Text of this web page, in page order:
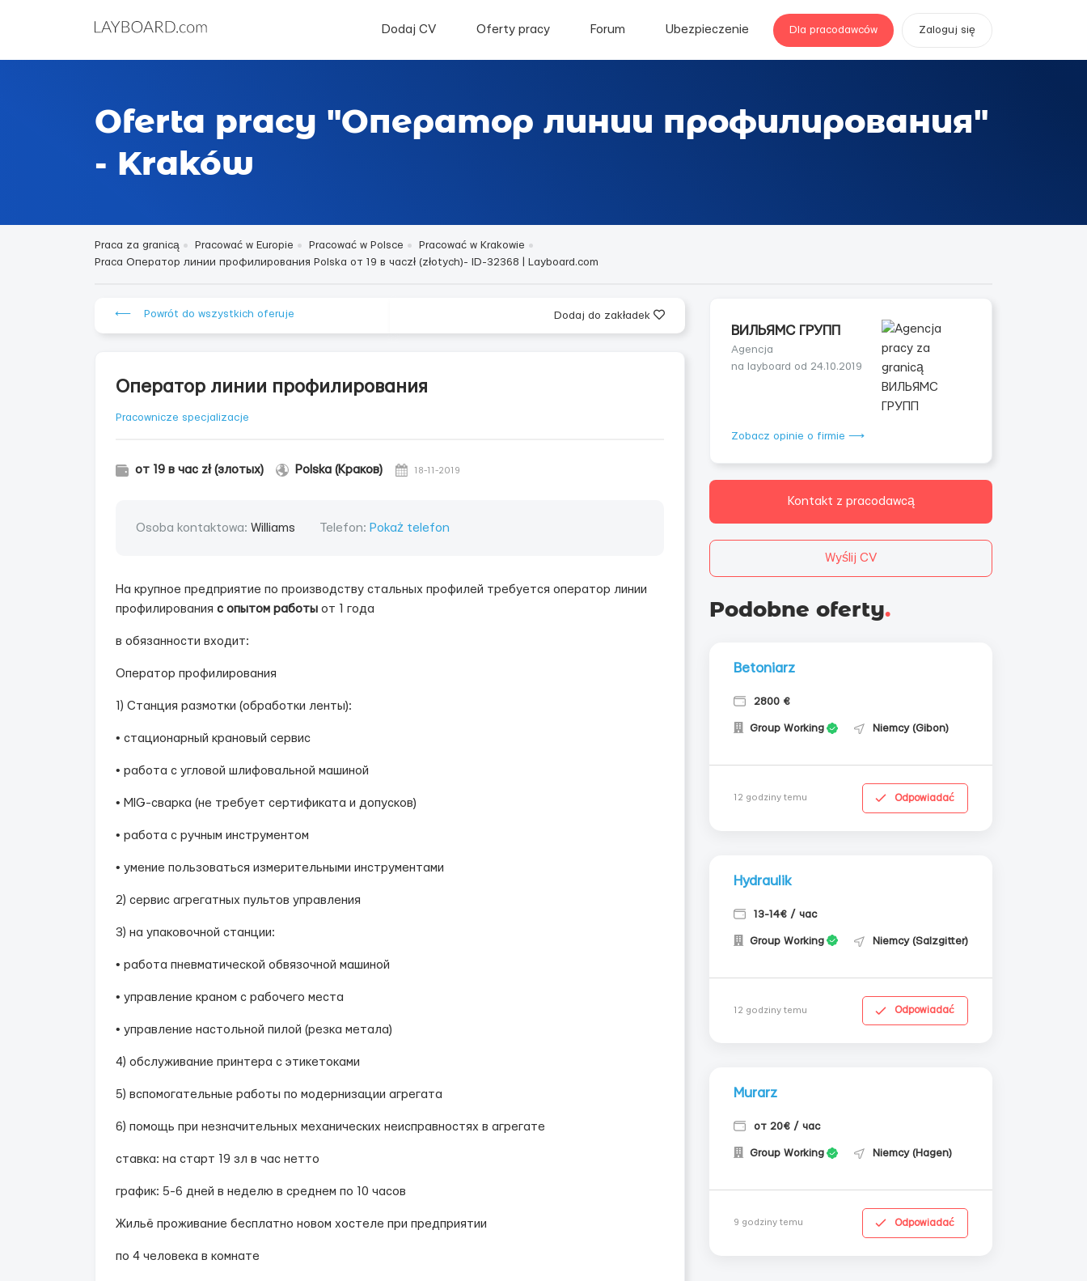
Dodaj CV Oferty pracy Forum Ubezpieczenie Dla pracodawców Zaloguj się
Oferta pracy "Оператор линии профилирования"
- Kraków
Praca za granicą Pracować w Europie Pracować w Polsce
Pracować w Krakowie
Praca Оператор линии профилирования Polska от 19 в часzł (złotych)- ID-32368 | Layboard.com
⟵ Powrót do wszystkich oferuje Dodaj do zakładek
Оператор линии профилирования
Pracownicze specjalizacje
от 19 в час zł (злотых) Polska (Краков) 18-11-2019
Osoba kontaktowa: Williams Telefon: Pokaż telefon
На крупное предприятие по производству стальных профилей требуется оператор линии
профилирования c опытом работы от 1 года
в обязанности входит:
Оператор профилирования
1) Станция размотки (обработки ленты):
• стационарный крановый сервис
• работа с угловой шлифовальной машиной
• MIG-сварка (не требует сертификата и допусков)
• работа с ручным инструментом
• умение пользоваться измерительными инструментами
2) сервис агрегатных пультов управления
3) на упаковочной станции:
• работа пневматической обвязочной машиной
• управление краном с рабочего места
• управление настольной пилой (резка метала)
4) обслуживание принтера с этикетоками
5) вспомогательные работы по модернизации агрегата
6) помощь при незначительных механических неисправностях в агрегате
ставка: на старт 19 зл в час нетто
график: 5-6 дней в неделю в среднем по 10 часов
Жильё проживание бесплатно новом хостеле при предприятии
по 4 человека в комнате
ВИЛЬЯМС ГРУПП
Agencja
na layboard od 24.10.2019
Zobacz opinie o firmie ⟶
Kontakt z pracodawcą
Wyślij CV
Podobne oferty.
Betoniarz
2800 €
Group Working Niemcy (Gibon)
12 godziny temu Odpowiadać
Hydraulik
13-14€ / час
Group Working Niemcy (Salzgitter)
12 godziny temu Odpowiadać
Murarz
от 20€ / час
Group Working Niemcy (Hagen)
9 godziny temu Odpowiadać